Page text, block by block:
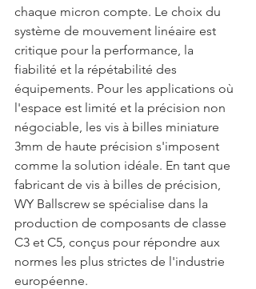
chaque micron compte. Le choix du
système de mouvement linéaire est
critique pour la performance, la
fiabilité et la répétabilité des
équipements. Pour les applications où
l'espace est limité et la précision non
négociable, les vis à billes miniature
3mm de haute précision s'imposent
comme la solution idéale. En tant que
fabricant de vis à billes de précision,
WY Ballscrew se spécialise dans la
production de composants de classe
C3 et C5, conçus pour répondre aux
normes les plus strictes de l'industrie
européenne.